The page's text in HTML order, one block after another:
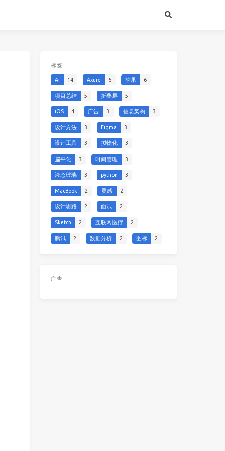
标签
AI 14 Axure 6 苹果 6
项目总结 5 折叠屏 5
iOS 4 广告 3 信息架构 3
设计方法 3 Figma 3
设计工具 3 拟物化 3
扁平化 3 时间管理 3
液态玻璃 3 python 3
MacBook 2 灵感 2
设计思路 2 面试 2
Sketch 2 互联网医疗 2
腾讯 2 数据分析 2 图标 2
广告